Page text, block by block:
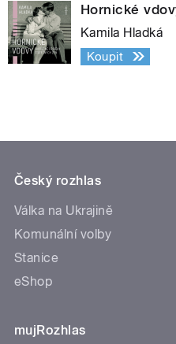
Hornické
Kamila Hladká
Koupit
Český rozhlas
Válka na Ukrajině
Komunální volby
Stanice
eShop
mujRozhlas